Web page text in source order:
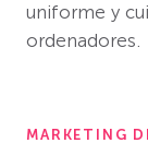
uniforme y
ordenadores.
MARKETING